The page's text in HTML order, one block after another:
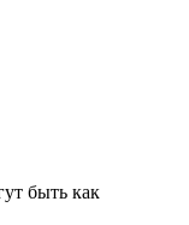
быть как